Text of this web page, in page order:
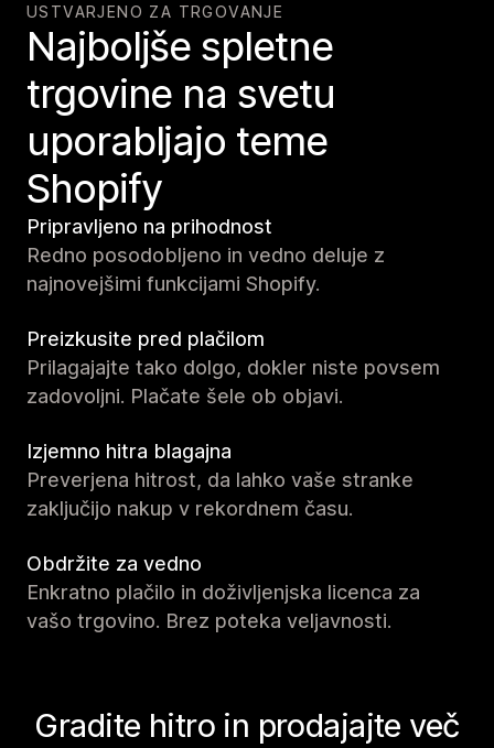
USTVARJENO ZA TRGOVANJE
Najboljše spletne
trgovine na svetu
uporabljajo teme
Shopify
Pripravljeno na prihodnost
Redno posodobljeno in vedno deluje z
najnovejšimi funkcijami Shopify.
Preizkusite pred plačilom
Prilagajajte tako dolgo, dokler niste povsem
zadovoljni. Plačate šele ob objavi.
Izjemno hitra blagajna
Preverjena hitrost, da lahko vaše stranke
zaključijo nakup v rekordnem času.
Obdržite za vedno
Enkratno plačilo in doživljenjska licenca za
vašo trgovino. Brez poteka veljavnosti.
Gradite hitro in prodajajte več